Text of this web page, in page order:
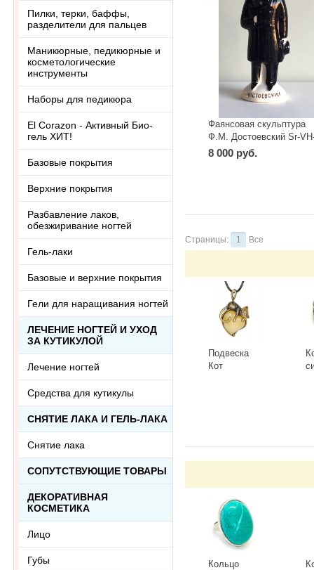
Фаянсовая скульптура
Ф.М. Достоевский Sr-
57
8 000 руб.
Страницы: 1 Все
Подвеска
Кот
Кольцо
Пилки, терки, баффы,
разделители для пальцев
Маникюрные, педикюрные и
косметологические
инструменты
Наборы для педикюра
El Corazon - Активный Био-
гель ХИТ!
Базовые покрытия
Верхние покрытия
Разбавление лаков,
обезжиривание ногтей
Гель-лаки
Базовые и верхние покрытия
Гели для наращивания ногтей
ЛЕЧЕНИЕ НОГТЕЙ И УХОД
ЗА КУТИКУЛОЙ
Лечение ногтей
Средства для кутикулы
СНЯТИЕ ЛАКА И ГЕЛЬ-ЛАКА
Снятие лака
СОПУТСТВУЮЩИЕ ТОВАРЫ
ДЕКОРАТИВНАЯ
КОСМЕТИКА
Лицо
Губы